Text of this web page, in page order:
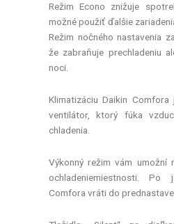
Režim Econo znižuje
možné použiť ďalšie
Režim nočného nastavenia
že zabraňuje prechladeniu
noci.
Klimatizáciu Daikin
ventilátor, ktorý fúka
chladenia.
Výkonný režim vám umožní
ochladeniemiestnosti. Po
Comfora vráti do